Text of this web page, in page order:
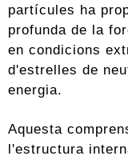
partícules ha
profunda de la
en condicions
d'estrelles de
energia.
Aquesta
l'estructura